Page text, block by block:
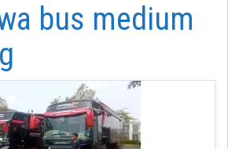
bus medium